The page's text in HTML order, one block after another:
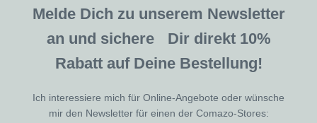
Melde Dich zu unserem Newsletter
an und sichere Dir direkt 10%
Rabatt auf Deine Bestellung!
Ich interessiere mich für Online-Angebote oder wünsche
mir den Newsletter für einen der Comazo-Stores: